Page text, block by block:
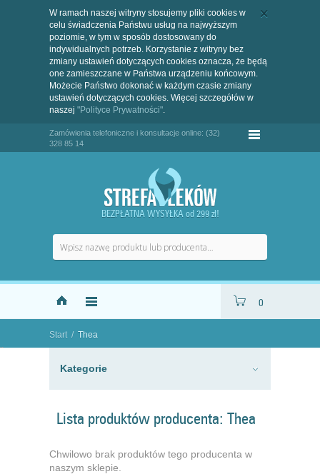
W ramach naszej witryny stosujemy pliki cookies w
celu świadczenia Państwu usług na najwyższym
poziomie, w tym w sposób dostosowany do
indywidualnych potrzeb. Korzystanie z witryny bez
zmiany ustawień dotyczących cookies oznacza, że będą
one zamieszczane w Państwa urządzeniu końcowym.
Możecie Państwo dokonać w każdym czasie zmiany
ustawień dotyczących cookies. Więcej szczegółów w
naszej "Polityce Prywatności".
Zamówienia telefoniczne i konsultacje online: (32)
328 85 14
BEZPŁATNA WYSYŁKA od 299 zł!
0
Start / Thea
"
Kategorie
Lista produktów producenta: Thea
Chwilowo brak produktów tego producenta w
naszym sklepie.